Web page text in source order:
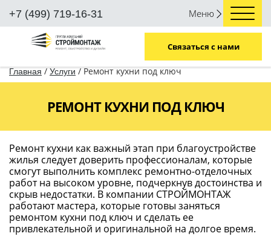
+7 (499) 719-16-31 Меню
Связаться с нами
Главная/Услуги/Ремонт кухни под ключ
РЕМОНТ КУХНИ ПОД КЛЮЧ
Ремонт кухни как важный этап при благоустройстве
жилья следует доверить профессионалам, которые
смогут выполнить комплекс ремонтно-отделочных
работ на высоком уровне, подчеркнув достоинства и
скрыв недостатки. В компании СТРОЙМОНТАЖ
работают мастера, которые готовы заняться
ремонтом кухни под ключ и сделать ее
привлекательной и оригинальной на долгое время.